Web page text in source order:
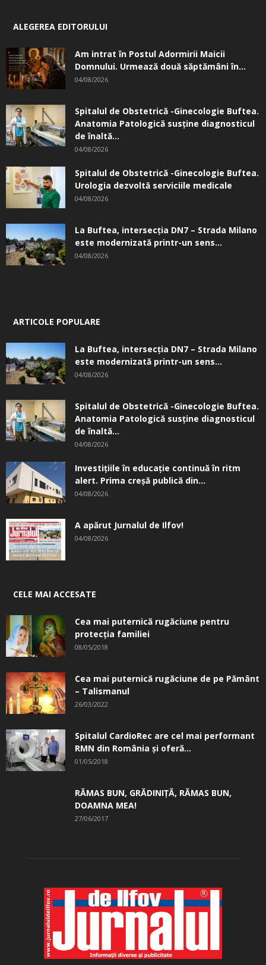
ALEGEREA EDITORULUI
Am intrat în Postul Adormirii Maicii
Domnului. Urmează două săptămâni în...
04/08/2026
Spitalul de Obstetrică -Ginecologie Buftea.
Anatomia Patologică susţine diagnosticul
de înaltă...
04/08/2026
Spitalul de Obstetrică -Ginecologie Buftea.
Urologia dezvoltă serviciile medicale
04/08/2026
La Buftea, intersecţia DN7 – Strada Milano
este modernizată printr-un sens...
04/08/2026
ARTICOLE POPULARE
La Buftea, intersecţia DN7 – Strada Milano
este modernizată printr-un sens...
04/08/2026
Spitalul de Obstetrică -Ginecologie Buftea.
Anatomia Patologică susţine diagnosticul
de înaltă...
04/08/2026
Investițiile în educație continuă în ritm
alert. Prima creşă publică din...
04/08/2026
A apărut Jurnalul de Ilfov!
04/08/2026
CELE MAI ACCESATE
Cea mai puternică rugăciune pentru
protecția familiei
08/05/2018
Cea mai puternică rugăciune de pe Pământ
– Talismanul
26/03/2022
Spitalul CardioRec are cel mai performant
RMN din România și oferă...
01/05/2018
RĂMAS BUN, GRĂDINIŢĂ, ­RĂMAS BUN,
DOAMNA MEA!
27/06/2017